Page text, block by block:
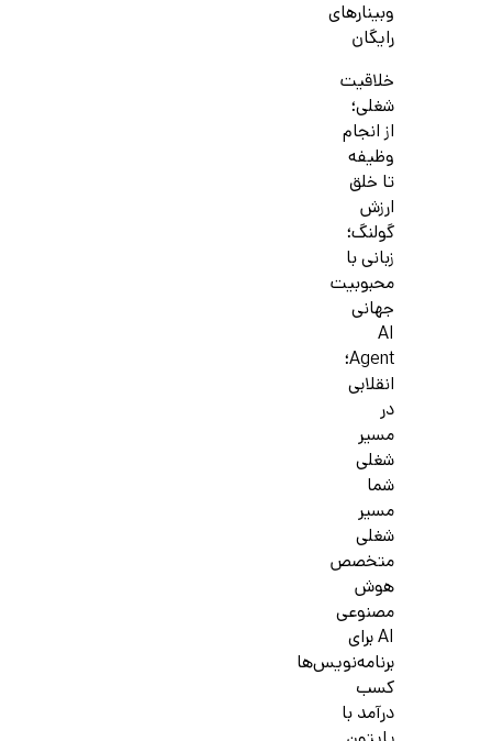
وبینارهای
رایگان
خلاقیت
شغلی؛
از انجام
وظیفه
تا خلق
ارزش
گولنگ؛
زبانی با
محبوبیت
جهانی
AI
Agent؛
انقلابی
در
مسیر
شغلی
شما
مسیر
شغلی
متخصص
هوش
مصنوعی
AI برای
برنامه‌نویس‌ها
کسب
درآمد با